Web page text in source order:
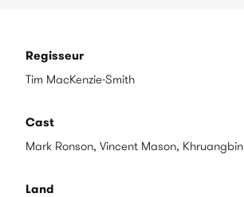
Regisseur
Tim MacKenzie-Smith
Cast
Mark Ronson, Vincent Mason, Khruangbin
Land